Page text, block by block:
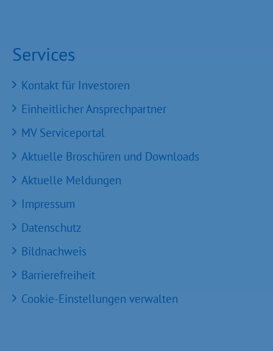
Services
Kontakt für Investoren
Einheitlicher Ansprechpartner
MV Serviceportal
Aktuelle Broschüren und Downloads
Aktuelle Meldungen
Impressum
Datenschutz
Bildnachweis
Barrierefreiheit
Cookie-Einstellungen verwalten